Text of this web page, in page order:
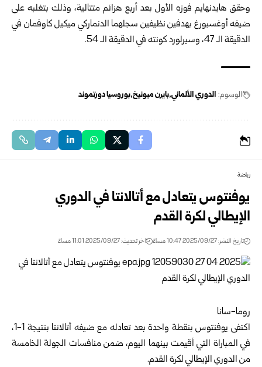
وحقق هايدنهايم فوزه الأول بعد أربع هزائم متتالية، وذلك بتغلبه على
ضيفه أوغسبورغ بهدفين نظيفين سجلهما الدنماركي ميكيل كاوفمان في
الدقيقة الـ 47، وسيرلورد كونته في الدقيقة الـ 54.
الوسوم: الدوري الألماني بايرن ميونيخ بوروسيا دورتموند
رياضة
يوفنتوس يتعادل مع أتالانتا في الدوري
الإيطالي لكرة القدم
تاريخ النشر: 2025/09/27 10:47 مساءً اخر تحديث: 2025/09/27 11:01 مساءً
روما-سانا
اكتفى يوفنتوس بنقطة واحدة بعد تعادله مع ضيفه أتالانتا بنتيجة 1-1،
في المباراة التي أقيمت بينهما اليوم، ضمن منافسات الجولة الخامسة
من الدوري الإيطالي لكرة القدم.